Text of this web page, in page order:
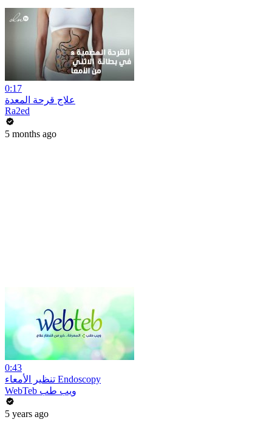
0:17
علاج قرحة المعدة
Ra2ed
5 months ago
0:43
تنظير الأمعاء Endoscopy
WebTeb ويب طب
5 years ago